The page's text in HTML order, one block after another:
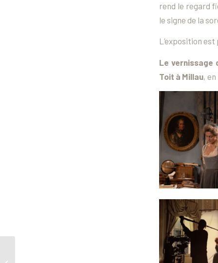
rend le regard
le signe de la
L’exposition
Le vernissage
Toit à Millau,